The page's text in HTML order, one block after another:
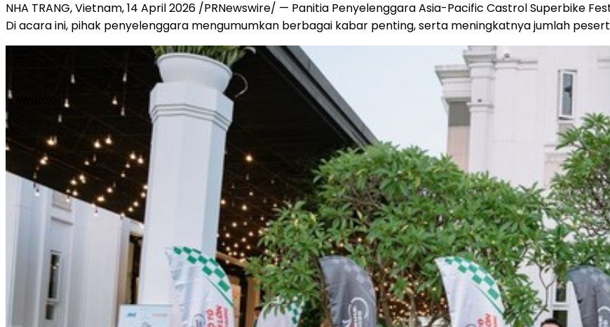
NHA TRANG, Vietnam, 14 April 2026 /PRNewswire/ — Panitia Penyelenggara Asia-Pacific Castrol Superbike
Di acara ini, pihak penyelenggara mengumumkan berbagai kabar penting, serta meningkatnya jumlah